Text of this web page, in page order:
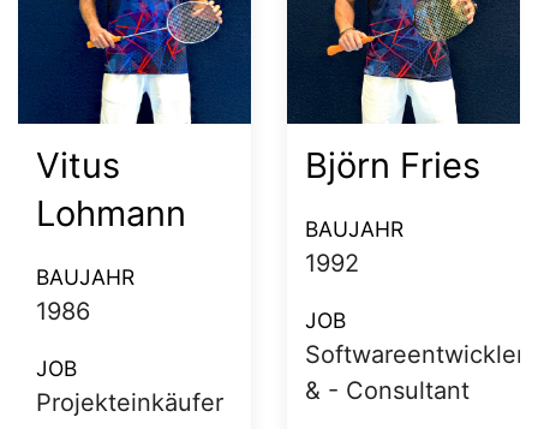
Zae-Young
Ko
BAUJAHR
2000
JOB
Medizin-Student
Kevin
Beyersdorffer
Kapitän
BAUJAHR
1990